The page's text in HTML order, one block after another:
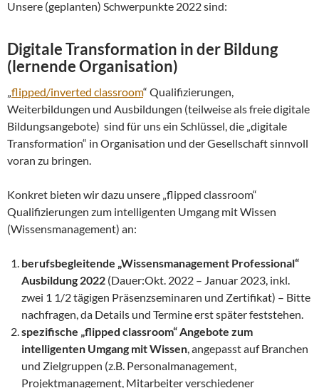
Unsere (geplanten) Schwerpunkte 2022 sind:
Digitale Transformation in der Bildung
(lernende Organisation)
flipped/inverted classroom“ Qualifizierungen,
Weiterbildungen und Ausbildungen (teilweise als freie digitale
Bildungsangebote) sind für uns ein Schlüssel, die „digitale
Transformation“ in Organisation und der Gesellschaft sinnvoll
voran zu bringen.
Konkret bieten wir dazu unsere „flipped classroom“
Qualifizierungen zum intelligenten Umgang mit Wissen
(Wissensmanagement) an:
berufsbegleitende „Wissensmanagement Professional“
Ausbildung 2022 (Dauer:Okt. 2022 – Januar 2023, inkl.
zwei 1 1/2 tägigen Präsenzseminaren und Zertifikat) – Bitte
nachfragen, da Details und Termine erst später feststehen.
spezifische „flipped classroom“ Angebote zum
intelligenten Umgang mit Wissen , angepasst auf Branchen
und Zielgruppen (z.B. Personalmanagement,
Projektmanagement, Mitarbeiter verschiedener